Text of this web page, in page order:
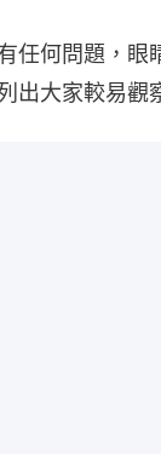
任何問題，眼
出大家較易觀